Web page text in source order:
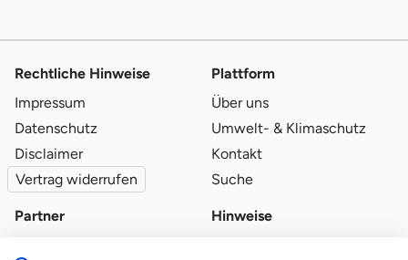
Rechtliche Hinweise
Impressum
Datenschutz
Disclaimer
Vertrag widerrufen
Plattform
Über uns
Umwelt- & Klimaschutz
Kontakt
Suche
Partner
Hinweise